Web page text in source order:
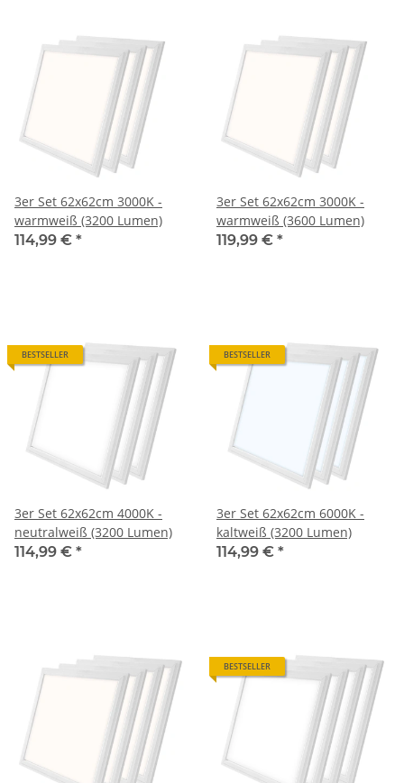
3er Set 62x62cm 3000K -
warmweiß (3200 Lumen)
114,99 € *
3er Set 62x62cm 3000K -
warmweiß (3600 Lumen)
119,99 € *
BESTSELLER
3er Set 62x62cm 4000K -
neutralweiß (3200 Lumen)
114,99 € *
BESTSELLER
3er Set 62x62cm 6000K -
kaltweiß (3200 Lumen)
114,99 € *
BESTSELLER